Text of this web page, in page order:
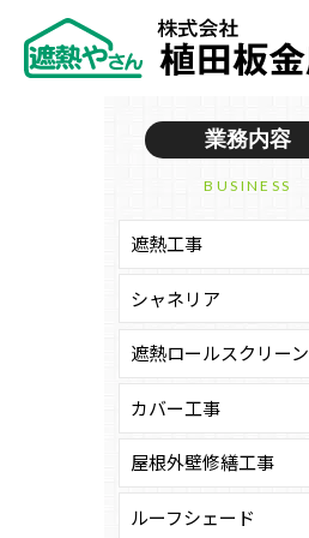
業務内容
BUSINESS
遮熱工事
シャネリア
遮熱ロールスクリーン
カバー工事
屋根外壁修繕工事
ルーフシェード